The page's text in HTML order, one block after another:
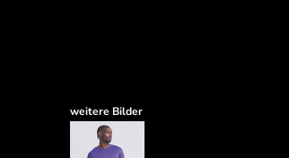
weitere Bilder